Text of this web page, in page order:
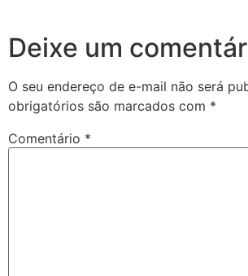
Deixe um
O seu endereço de e-mail não será
obrigatórios são marcados com *
Comentário *